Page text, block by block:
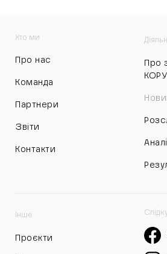
Хто ми
Про нас
Команда
Партнери
Звіти
Контакти
Про
Інше
Проєкти